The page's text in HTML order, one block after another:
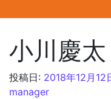
小川慶
投稿日: 2018年12月12
manager